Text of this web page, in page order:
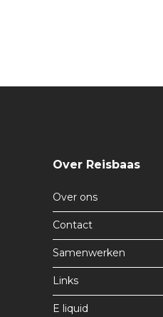
Over Reisbaas
Over ons
Contact
Samenwerken
Links
E liquid